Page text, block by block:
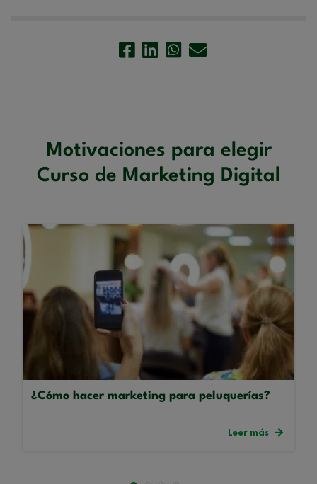
Motivaciones para elegir
Curso de Marketing Digital
¿Cómo hacer marketing para peluquerías?
Leer más